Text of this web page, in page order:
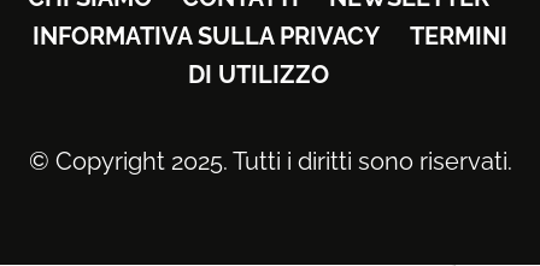
INFORMATIVA SULLA PRIVACY
TERMINI
DI UTILIZZO
© Copyright 2025. Tutti i diritti sono riservati.